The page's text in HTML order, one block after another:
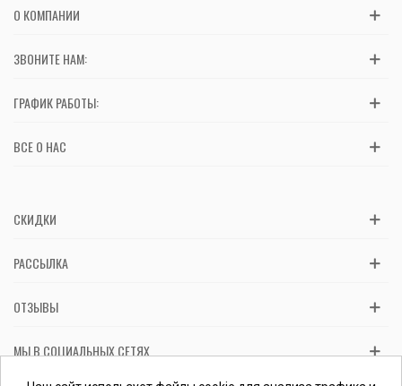
О КОМПАНИИ
ЗВОНИТЕ НАМ:
ГРАФИК РАБОТЫ:
ВСЕ О НАС
СКИДКИ
РАССЫЛКА
ОТЗЫВЫ
МЫ В СОЦИАЛЬНЫХ СЕТЯХ